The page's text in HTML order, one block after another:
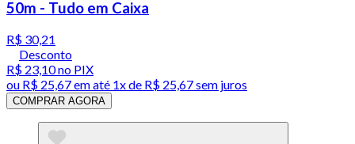
50m - Tudo em Caixa
R$ 30,21
Desconto
R$ 23,10no PIX
ou R$ 25,67em até 1x de R$ 25,67sem juros
COMPRAR AGORA